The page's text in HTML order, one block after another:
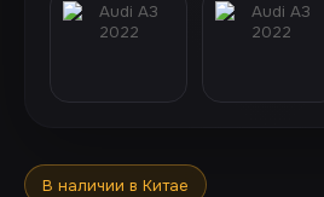
В наличии в Китае